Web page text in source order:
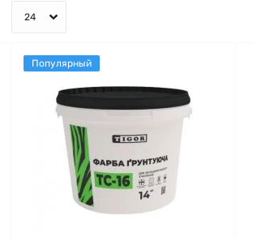
Популярный